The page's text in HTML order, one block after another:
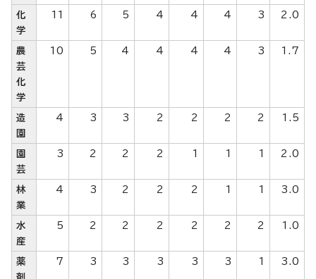
化
学
11 6 5 4 4 4 3 2.0
農
芸
化
学
10 5 4 4 4 4 3 1.7
造
園
4 3 3 2 2 2 2 1.5
園
芸
3 2 2 2 1 1 1 2.0
林
業
4 3 2 2 2 1 1 3.0
水
産
5 2 2 2 2 2 2 1.0
薬
剤
7 3 3 3 3 3 1 3.0